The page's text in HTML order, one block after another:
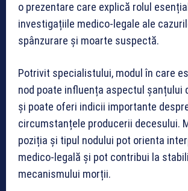
o prezentare care explică rolul
investigațiile medico-legale ale
spânzurare și moarte suspectă.
Potrivit specialistului, modul în care
nod poate influența aspectul șanțului
și poate oferi indicii importante
circumstanțele producerii decesului.
poziția și tipul nodului pot orienta
medico-legală și pot contribui la
mecanismului morții.